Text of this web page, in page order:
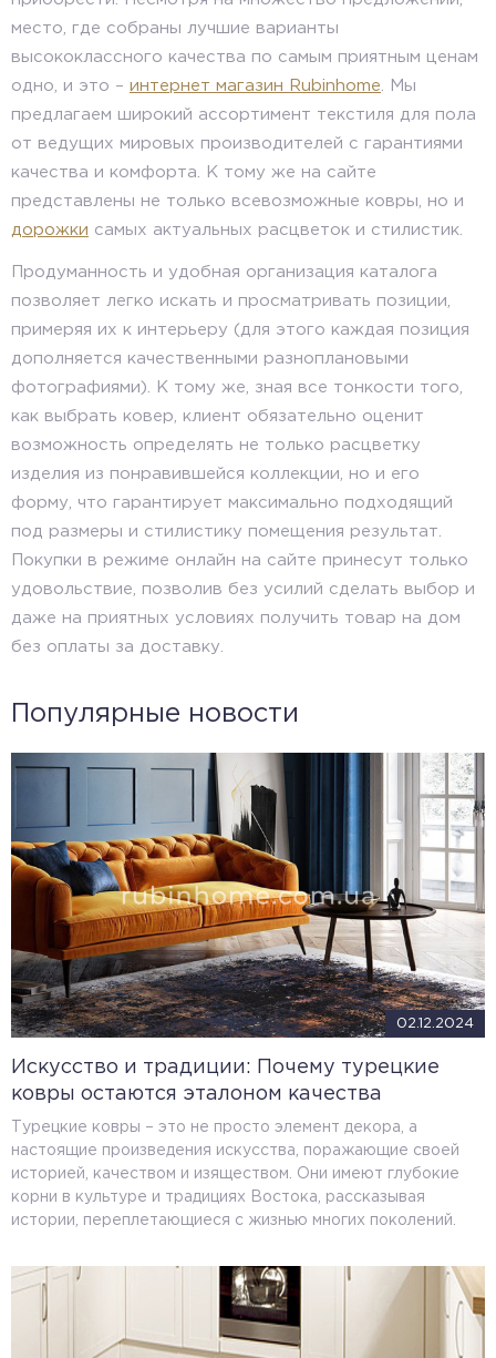
место, где собраны лучшие варианты
высококлассного качества по самым приятным ценам
одно, и это – интернет магазин Rubinhome . Мы
предлагаем широкий ассортимент текстиля для пола
от ведущих мировых производителей с гарантиями
качества и комфорта. К тому же на сайте
представлены не только всевозможные ковры, но и
дорожки самых актуальных расцветок и стилистик.
Продуманность и удобная организация каталога
позволяет легко искать и просматривать позиции,
примеряя их к интерьеру (для этого каждая позиция
дополняется качественными разноплановыми
фотографиями). К тому же, зная все тонкости того,
как выбрать ковер, клиент обязательно оценит
возможность определять не только расцветку
изделия из понравившейся коллекции, но и его
форму, что гарантирует максимально подходящий
под размеры и стилистику помещения результат.
Покупки в режиме онлайн на сайте принесут только
удовольствие, позволив без усилий сделать выбор и
даже на приятных условиях получить товар на дом
без оплаты за доставку.
Популярные новости
02.12.2024
Искусство и традиции: Почему турецкие
ковры остаются эталоном качества
Турецкие ковры – это не просто элемент декора, а
настоящие произведения искусства, поражающие своей
историей, качеством и изяществом. Они имеют глубокие
корни в культуре и традициях Востока, рассказывая
истории, переплетающиеся с жизнью многих поколений.